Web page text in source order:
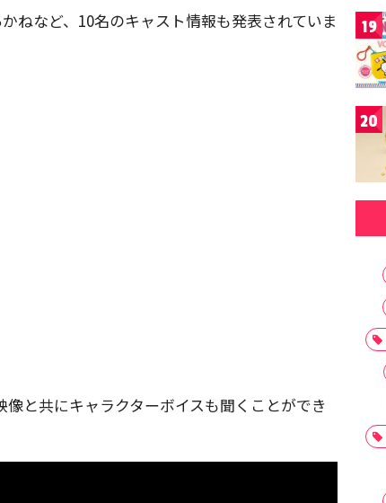
ねなど、10名のキャスト情報も発表されていま
と共にキャラクターボイスも聞くことができ
19
20